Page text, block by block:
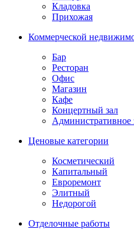
Кладовка
Прихожая
Коммерческой
Бар
Ресторан
Офис
Магазин
Кафе
Концертный зал
Административное
Ценовые категории
Косметический
Капитальный
Евроремонт
Элитный
Недорогой
Отделочные работы